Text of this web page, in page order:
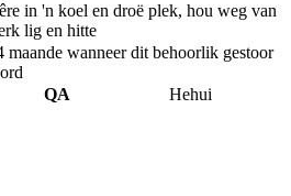
in 'n koel en droë plek, hou weg van
lig en hitte
maande wanneer dit behoorlik gestoor
QA Hehui